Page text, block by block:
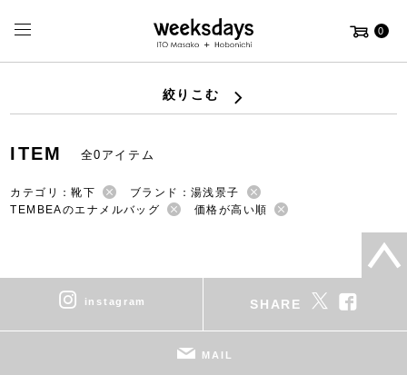
0
絞りこむ
ITEM 全0アイテム
カテゴリ：靴下
ブランド：湯浅景子
TEMBEAのエナメルバッグ
価格が高い順
instagram SHARE
MAIL